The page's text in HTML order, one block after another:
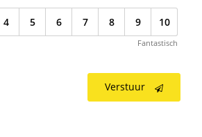
4 5 6 7 8 9 10
Fantastisch
Verstuur